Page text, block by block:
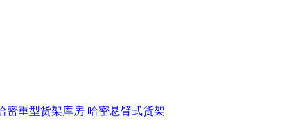
密重型货架库房 哈密悬臂式货架